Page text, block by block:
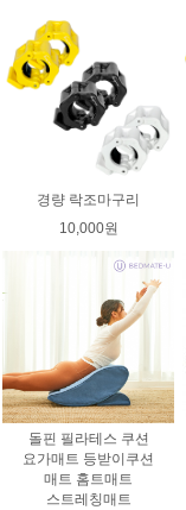
경량 락조마구리
10,000원
돌핀 필라테스 쿠션
요가매트 등받이쿠션
매트 홈트매트
스트레칭매트